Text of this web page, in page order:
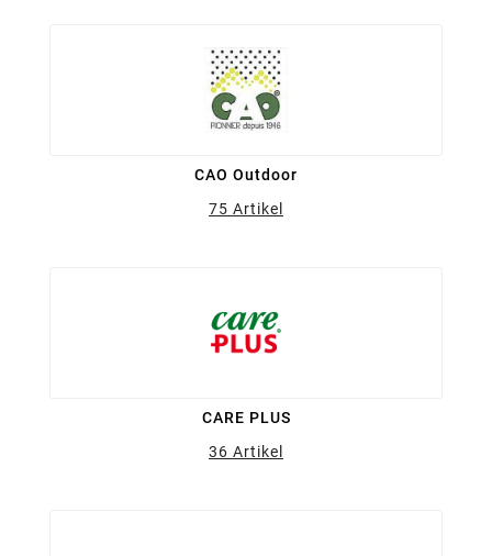
CAO Outdoor
75 Artikel
CARE PLUS
36 Artikel